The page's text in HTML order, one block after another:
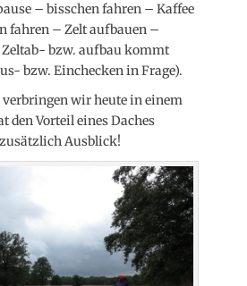
– bisschen fahren – Kaffee
fahren – Zelt aufbauen –
Zeltab- bzw. aufbau kommt
bzw. Einchecken in Frage).
wir heute in einem
den Vorteil eines Daches
Ausblick!